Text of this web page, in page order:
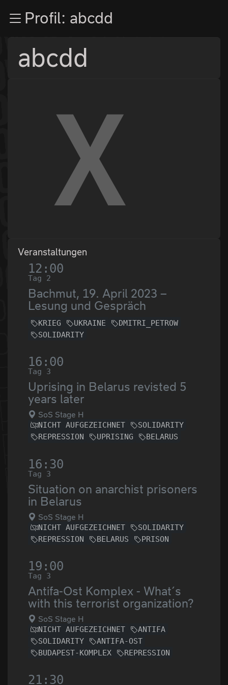
Zum InhaltProfil: abcdd
abcdd
Veranstaltungen
12:00
Tag 2
Bachmut, 19. April 2023 –
Lesung und Gespräch
KRIEG UKRAINE
DMITRI_PETROW
SOLIDARITY
16:00
Tag 3
Uprising in Belarus revisted 5
years later
SoS Stage H
NICHT AUFGEZEICHNET
SOLIDARITY
REPRESSION
UPRISING BELARUS
16:30
Tag 3
Situation on anarchist prisoners
in Belarus
SoS Stage H
NICHT AUFGEZEICHNET
SOLIDARITY
REPRESSION
BELARUS PRISON
19:00
Tag 3
Antifa-Ost Komplex - What´s
with this terrorist organization?
SoS Stage H
NICHT AUFGEZEICHNET
ANTIFA
SOLIDARITY
ANTIFA-OST
BUDAPEST-KOMPLEX
REPRESSION
21:30